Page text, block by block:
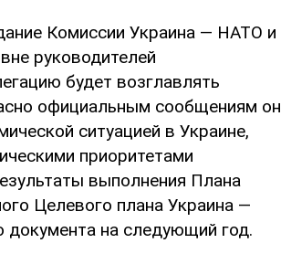
Комиссии Украина — НАТО и
руководителей
будет возглавлять
официальным сообщениям он
ситуацией в Украине,
приоритетами
выполнения Плана
Целевого плана Украина —
на следующий год.